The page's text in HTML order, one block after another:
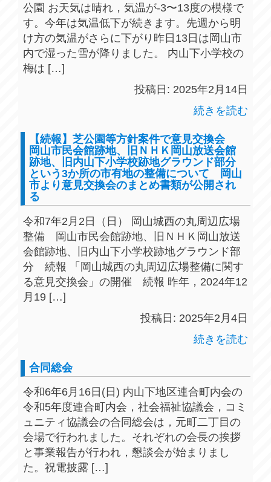
公園 お天気は晴れ，気温が-3〜13度の模様で
す。今年は気温低下が続きます。先週から明
け方の気温がさらに下がり昨日13日は岡山市
内で湿った雪が降りました。 内山下小学校の
梅は […]
投稿日: 2025年2月14日
続きを読む
【続報】芝公園等方針案件で意見交換会
岡山市民会館跡地、旧ＮＨＫ岡山放送会館
跡地、旧内山下小学校跡地グラウンド部分
という3か所の市有地の整備について 岡山
市より意見交換会のまとめ書類が公開され
る
令和7年2月2日（日） 岡山城西の丸周辺広場
整備 岡山市民会館跡地、旧ＮＨＫ岡山放送
会館跡地、旧内山下小学校跡地グラウンド部
分 続報 「岡山城西の丸周辺広場整備に関す
る意見交換会」の開催 続報 昨年，2024年12
月19 […]
投稿日: 2025年2月4日
続きを読む
合同総会
令和6年6月16日(日) 内山下地区連合町内会の
令和5年度連合町内会，社会福祉協議会，コミ
ュニティ協議会の合同総会は，元町二丁目の
会場で行われました。それぞれの会長の挨拶
と事業報告が行われ，懇談会が始まりまし
た。祝電披露 […]